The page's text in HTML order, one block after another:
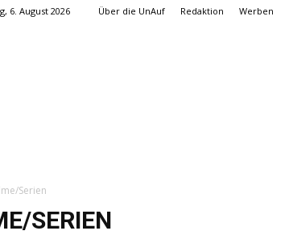
6. August 2026 Über die UnAuf Redaktion Werben
Serien
SERIEN